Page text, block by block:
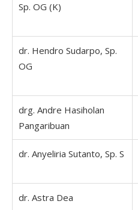
Sp. OG (K)
dr. Hendro Sudarpo, Sp.
OG
drg. Andre Hasiholan
Pangaribuan
dr. Anyeliria Sutanto, Sp. S
dr. Astra Dea